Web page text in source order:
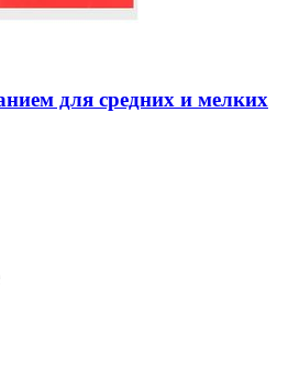
для средних и мелких